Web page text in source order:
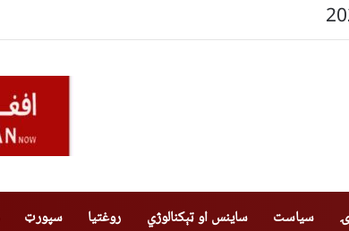
سیاست ساینس او ټېکنالوژي روغتیا سپورټ